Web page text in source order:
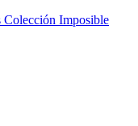
Colección Imposible